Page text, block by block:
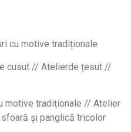
cu motive tradiționale
cusut // Atelierde țesut //
motive tradiționale // Atelier
și panglică tricolor